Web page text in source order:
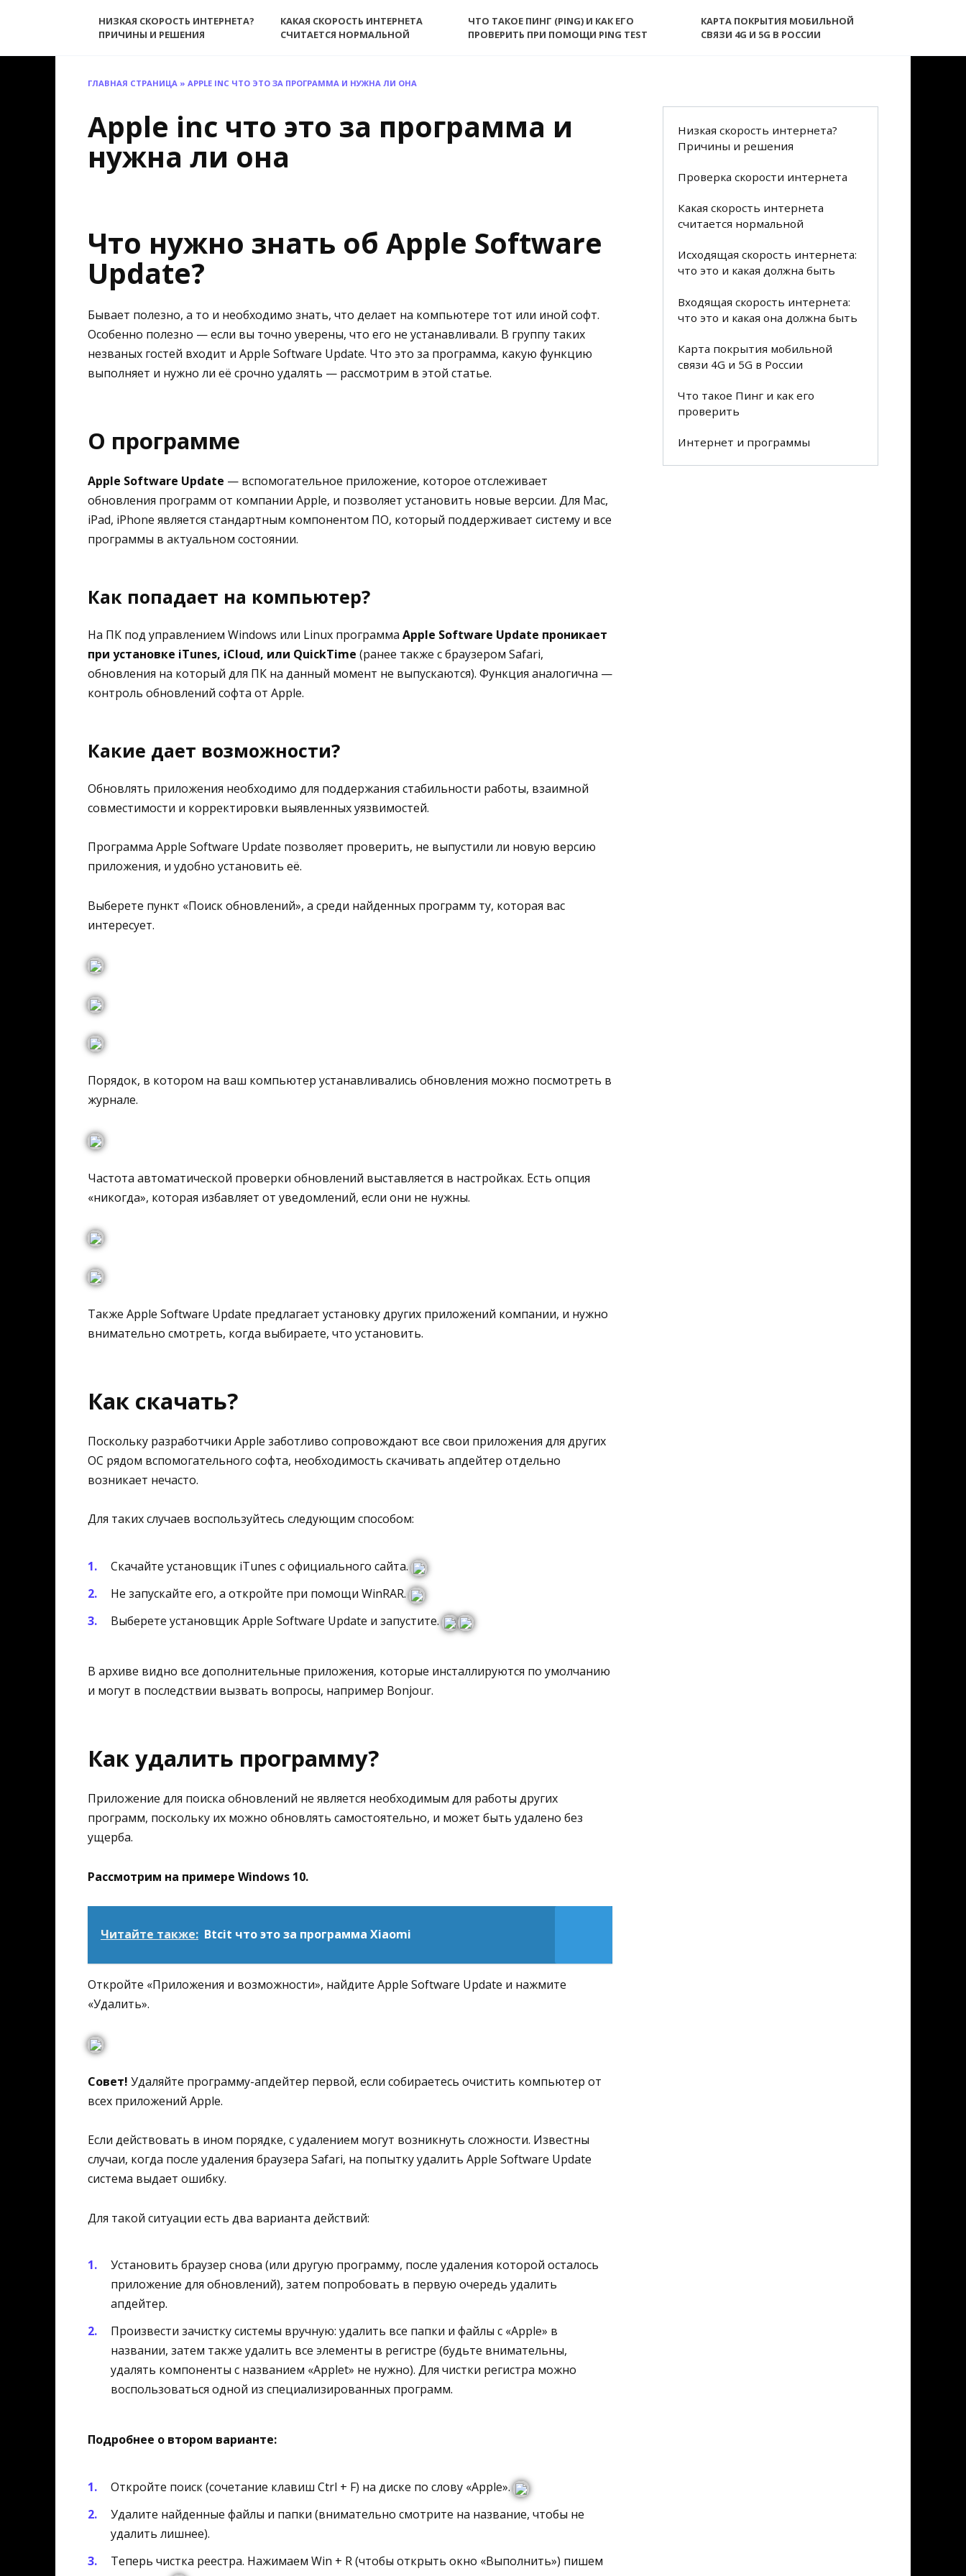
НИЗКАЯ СКОРОСТЬ ИНТЕРНЕТА?
ПРИЧИНЫ И РЕШЕНИЯ
КАКАЯ СКОРОСТЬ ИНТЕРНЕТА
СЧИТАЕТСЯ НОРМАЛЬНОЙ
ЧТО ТАКОЕ ПИНГ (PING) И КАК ЕГО
ПРОВЕРИТЬ ПРИ ПОМОЩИ PING TEST
КАРТА ПОКРЫТИЯ МОБИЛЬНОЙ
СВЯЗИ 4G И 5G В РОССИИ
ГЛАВНАЯ СТРАНИЦА » APPLE INC ЧТО ЭТО ЗА ПРОГРАММА И НУЖНА ЛИ ОНА
Apple inc что это за программа и
нужна ли она
Что нужно знать об Apple Software
Update?
Бывает полезно, а то и необходимо знать, что делает на компьютере тот или иной софт.
Особенно полезно — если вы точно уверены, что его не устанавливали. В группу таких
незваных гостей входит и Apple Software Update. Что это за программа, какую функцию
выполняет и нужно ли её срочно удалять — рассмотрим в этой статье.
О программе
Apple Software Update — вспомогательное приложение, которое отслеживает
обновления программ от компании Apple, и позволяет установить новые версии. Для Mac,
iPad, iPhone является стандартным компонентом ПО, который поддерживает систему и все
программы в актуальном состоянии.
Как попадает на компьютер?
На ПК под управлением Windows или Linux программа Apple Software Update проникает
при установке iTunes, iCloud, или QuickTime (ранее также с браузером Safari,
обновления на который для ПК на данный момент не выпускаются). Функция аналогична —
контроль обновлений софта от Apple.
Какие дает возможности?
Обновлять приложения необходимо для поддержания стабильности работы, взаимной
совместимости и корректировки выявленных уязвимостей.
Программа Apple Software Update позволяет проверить, не выпустили ли новую версию
приложения, и удобно установить её.
Выберете пункт «Поиск обновлений», а среди найденных программ ту, которая вас
интересует.
Порядок, в котором на ваш компьютер устанавливались обновления можно посмотреть в
журнале.
Частота автоматической проверки обновлений выставляется в настройках. Есть опция
«никогда», которая избавляет от уведомлений, если они не нужны.
Также Apple Software Update предлагает установку других приложений компании, и нужно
внимательно смотреть, когда выбираете, что установить.
Как скачать?
Поскольку разработчики Apple заботливо сопровождают все свои приложения для других
ОС рядом вспомогательного софта, необходимость скачивать апдейтер отдельно
возникает нечасто.
Для таких случаев воспользуйтесь следующим способом:
Скачайте установщик iTunes с официального сайта.
Не запускайте его, а откройте при помощи WinRAR.
Выберете установщик Apple Software Update и запустите.
В архиве видно все дополнительные приложения, которые инсталлируются по умолчанию
и могут в последствии вызвать вопросы, например Bonjour.
Как удалить программу?
Приложение для поиска обновлений не является необходимым для работы других
программ, поскольку их можно обновлять самостоятельно, и может быть удалено без
ущерба.
Рассмотрим на примере Windows 10.
Читайте также: Btcit что это за программа Xiaomi
Откройте «Приложения и возможности», найдите Apple Software Update и нажмите
«Удалить».
Совет! Удаляйте программу-апдейтер первой, если собираетесь очистить компьютер от
всех приложений Apple.
Если действовать в ином порядке, с удалением могут возникнуть сложности. Известны
случаи, когда после удаления браузера Safari, на попытку удалить Apple Software Update
система выдает ошибку.
Для такой ситуации есть два варианта действий:
Установить браузер снова (или другую программу, после удаления которой осталось
приложение для обновлений), затем попробовать в первую очередь удалить
апдейтер.
Произвести зачистку системы вручную: удалить все папки и файлы с «Apple» в
названии, затем также удалить все элементы в регистре (будьте внимательны,
удалять компоненты с названием «Applet» не нужно). Для чистки регистра можно
воспользоваться одной из специализированных программ.
Подробнее о втором варианте:
Откройте поиск (сочетание клавиш Ctrl + F) на диске по слову «Apple».
Удалите найденные файлы и папки (внимательно смотрите на название, чтобы не
удалить лишнее).
Теперь чистка реестра. Нажимаем Win + R (чтобы открыть окно «Выполнить») пишем
Низкая скорость интернета?
Причины и решения
Проверка скорости интернета
Какая скорость интернета
считается нормальной
Исходящая скорость интернета:
что это и какая должна быть
Входящая скорость интернета:
что это и какая она должна быть
Карта покрытия мобильной
связи 4G и 5G в России
Что такое Пинг и как его
проверить
Интернет и программы